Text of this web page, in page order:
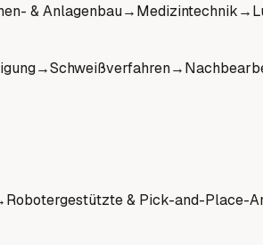
& Anlagenbau→Medizintechnik→
→Schweißverfahren→
Robotergestützte & Pick-and-Place-